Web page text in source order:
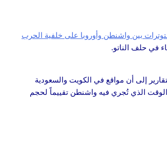
بين واشنطن وأوروبا على خلفية الحرب
في حلف الناتو.
إلى أن مواقع في الكويت والسعودية
الذي تُجري فيه واشنطن تقييماً لحجم